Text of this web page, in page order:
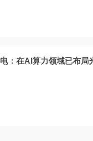
：在AI算力领域已布